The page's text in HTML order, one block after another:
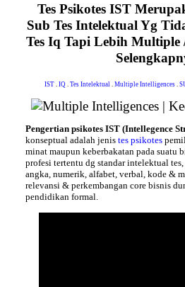
Tes Psikotes IST
Sub Tes Intelektual Yg
Tes Iq Tapi Lebih Multiple
IST IQ Tes Intelektual Multiple Intelligences
Pengertian psikotes IST (Intellegence
konseptual adalah jenis tes psikotes
minat maupun keberbakatan pada suatu
profesi tertentu dg standar intelektual
angka, numerik, alfabet, verbal, kode &
relevansi & perkembangan core bisnis
pendidikan formal.